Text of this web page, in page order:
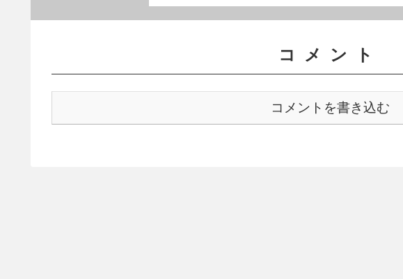
コメント
コメントを書き込む